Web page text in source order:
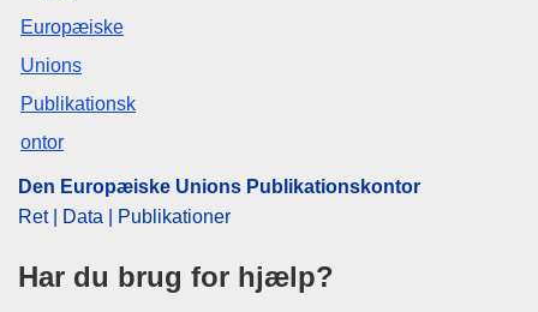
CELEX : C2023/020A/04
OJ : JOC_2023_020_A_0004
Den Europæiske Unions Publikationskontor
Ret | Data | Publikationer
Har du brug for hjælp?